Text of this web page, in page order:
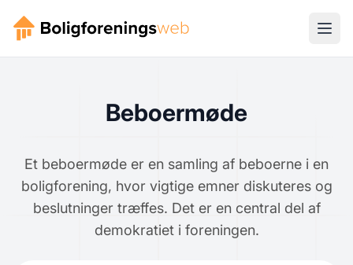
Beboermøde
Et beboermøde er en samling af beboerne i en
boligforening, hvor vigtige emner diskuteres og
beslutninger træffes. Det er en central del af
demokratiet i foreningen.